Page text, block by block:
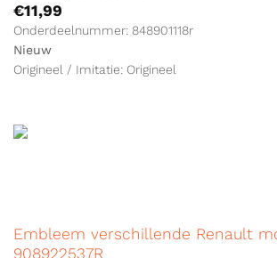
€11,99
Onderdeelnummer: 848901118r
Nieuw
Origineel / Imitatie: Origineel
Embleem verschillende Renault
908922537R